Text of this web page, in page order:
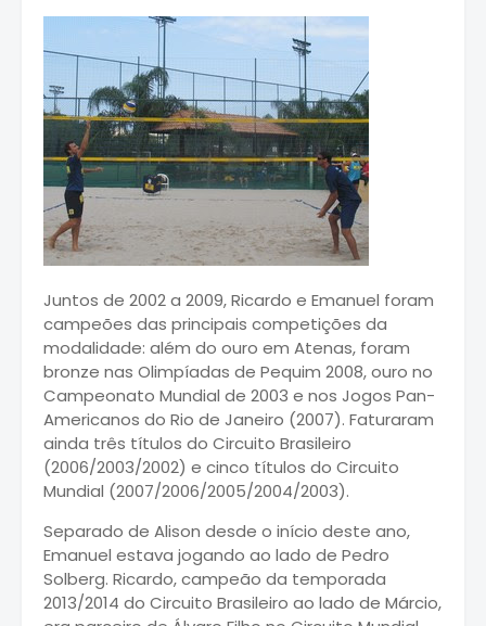
Juntos de 2002 a 2009, Ricardo e Emanuel foram
campeões das principais competições da
modalidade: além do ouro em Atenas, foram
bronze nas Olimpíadas de Pequim 2008, ouro no
Campeonato Mundial de 2003 e nos Jogos Pan-
Americanos do Rio de Janeiro (2007). Faturaram
ainda três títulos do Circuito Brasileiro
(2006/2003/2002) e cinco títulos do Circuito
Mundial (2007/2006/2005/2004/2003).
Separado de Alison desde o início deste ano,
Emanuel estava jogando ao lado de Pedro
Solberg. Ricardo, campeão da temporada
2013/2014 do Circuito Brasileiro ao lado de Márcio,